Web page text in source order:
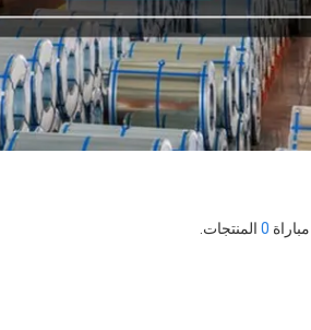
0 المنتجات.